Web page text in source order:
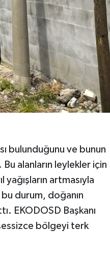
bulunduğunu ve bunun
alanların leylekler için
artmasıyla
durum, doğanın
EKODOSD Başkanı
bölgeyi terk